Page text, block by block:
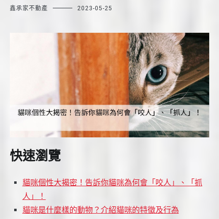
鑫承家不動產 2023-05-25
快速瀏覽
貓咪個性大揭密！告訴你貓咪為何會「咬人」、「抓
人」！
貓咪是什麼樣的動物？介紹貓咪的特徵及行為